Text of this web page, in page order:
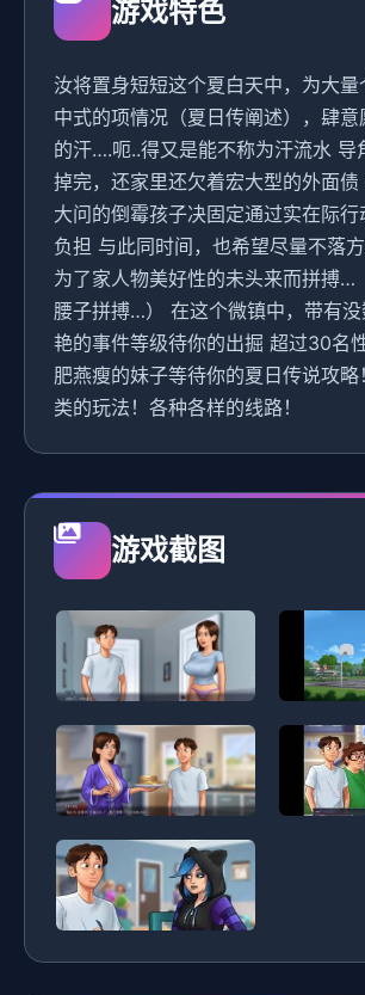
游戏特色
汝将置身短短这个夏白天中，为大量
中式的项情况（夏日传阐述），肆
的汗….呃..得又是能不称为汗流水 导
掉完，还家里还欠着宏大型的外面债
大问的倒霉孩子决固定通过实在际行
负担 与此同时间，也希望尽量不落方
为了家人物美好性的未头来而拼搏…
腰子拼搏…） 在这个微镇中，带有
艳的事件等级待你的出掘 超过30名
肥燕瘦的妹子等待你的夏日传说攻
类的玩法！各种各样的线路！
游戏截图